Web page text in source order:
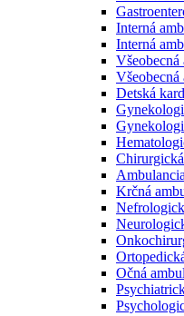
Interná
Interná
Všeobecná
Všeobecná
Detská
Krčná
Očná